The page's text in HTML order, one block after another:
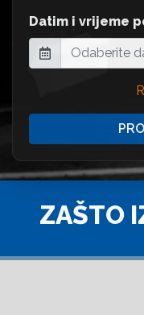
Datim i vrijeme
ZAŠTO